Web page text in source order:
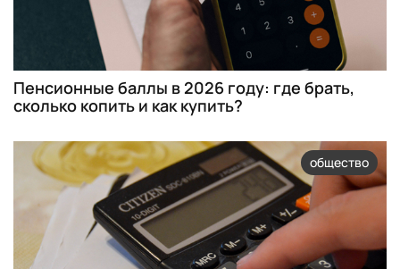
Пенсионные баллы в 2026 году: где брать,
сколько копить и как купить?
общество